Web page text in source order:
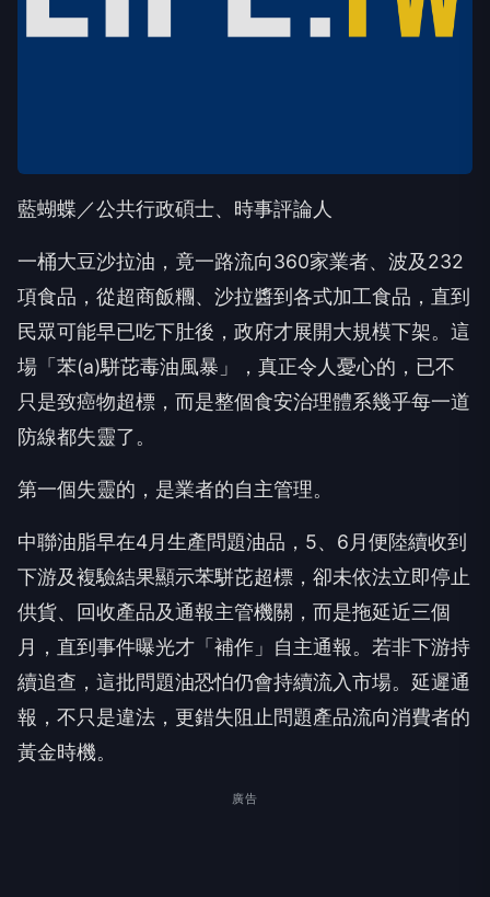
藍蝴蝶／公共行政碩士、時事評論人
一桶大豆沙拉油，竟一路流向360家業者、波及232
項食品，從超商飯糰、沙拉醬到各式加工食品，直到
民眾可能早已吃下肚後，政府才展開大規模下架。這
場「苯(a)駢芘毒油風暴」，真正令人憂心的，已不
只是致癌物超標，而是整個食安治理體系幾乎每一道
防線都失靈了。
第一個失靈的，是業者的自主管理。
中聯油脂早在4月生產問題油品，5、6月便陸續收到
下游及複驗結果顯示苯駢芘超標，卻未依法立即停止
供貨、回收產品及通報主管機關，而是拖延近三個
月，直到事件曝光才「補作」自主通報。若非下游持
續追查，這批問題油恐怕仍會持續流入市場。延遲通
報，不只是違法，更錯失阻止問題產品流向消費者的
黃金時機。
廣告